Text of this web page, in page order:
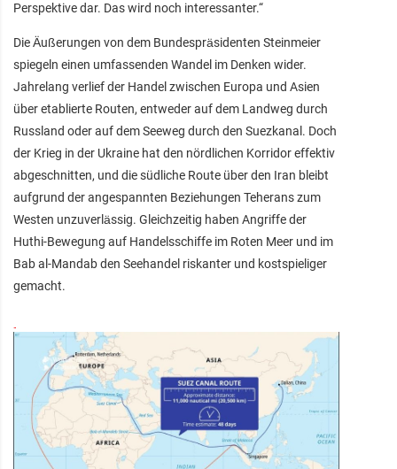
Perspektive dar. Das wird noch interessanter.“
Die Äußerungen von dem Bundespräsidenten Steinmeier
spiegeln einen umfassenden Wandel im Denken wider.
Jahrelang verlief der Handel zwischen Europa und Asien
über etablierte Routen, entweder auf dem Landweg durch
Russland oder auf dem Seeweg durch den Suezkanal. Doch
der Krieg in der Ukraine hat den nördlichen Korridor effektiv
abgeschnitten, und die südliche Route über den Iran bleibt
aufgrund der angespannten Beziehungen Teherans zum
Westen unzuverlässig. Gleichzeitig haben Angriffe der
Huthi-Bewegung auf Handelsschiffe im Roten Meer und im
Bab al-Mandab den Seehandel riskanter und kostspieliger
gemacht.